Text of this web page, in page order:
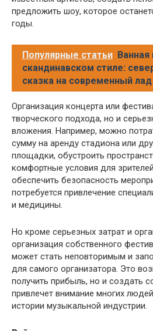
предложить шоу, которое
годы.
Популярные статьи Ванная
скандинавском стиле:
сказка на современный лад
Организация концерта или
творческого подхода, но и
вложения. Например, можно
сумму на аренду стадиона или
площадки, обустроить
комфортные условия для
обеспечить безопасность
потребуется привлечение
и медицины.
Но кроме серьезных затрат и
организация собственного
может стать неповторимым и
для самого организатора. Это
получить прибыль, но и создать
привлечет внимание многих
истории музыкальной индустрии.